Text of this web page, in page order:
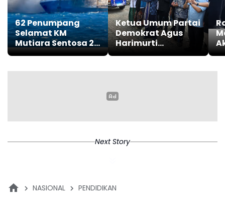
62 Penumpang
Selamat KM
Mutiara Sentosa 2
Masih Bertahan di
Ketua Umum Partai
Demokrat Agus
Harimurti
Yudhoyono (AHY)
Next Story
NASIONAL PENDIDIKAN